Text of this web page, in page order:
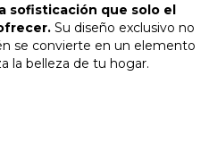
sofisticación que solo el
Su diseño exclusivo no
se convierte en un elemento
la belleza de tu hogar.